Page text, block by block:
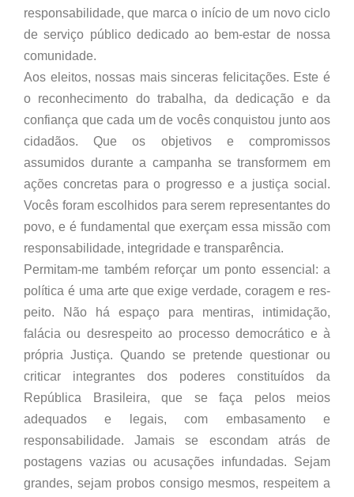
responsabilidade, que marca o início de um novo ciclo
de serviço público dedicado ao bem-estar de nossa
comunidade.
Aos eleitos, nossas mais sinceras felicitações. Este é
o reconhecimento do trabalha, da dedicação e da
confiança que cada um de vocês conquistou junto aos
cidadãos. Que os objetivos e compromissos
assumidos durante a campanha se transformem em
ações concretas para o progresso e a justiça social.
Vocês foram escolhidos para serem representantes do
povo, e é fundamental que exerçam essa missão com
responsabilidade, integridade e transparência.
Permitam-me também reforçar um ponto essencial: a
política é uma arte que exige verdade, coragem e res-
peito. Não há espaço para mentiras, intimidação,
falácia ou desrespeito ao processo democrático e à
própria Justiça. Quando se pretende questionar ou
criticar integrantes dos poderes constituídos da
República Brasileira, que se faça pelos meios
adequados e legais, com embasamento e
responsabilidade. Jamais se escondam atrás de
postagens vazias ou acusações infundadas. Sejam
grandes, sejam probos consigo mesmos, respeitem a